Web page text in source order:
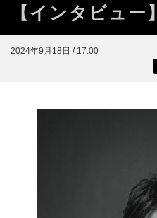
【インタビュー】
2024年9月18日 / 17:00